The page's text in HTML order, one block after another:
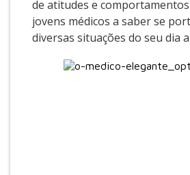
de atitudes e
jovens médicos a saber se
diversas situações do seu dia